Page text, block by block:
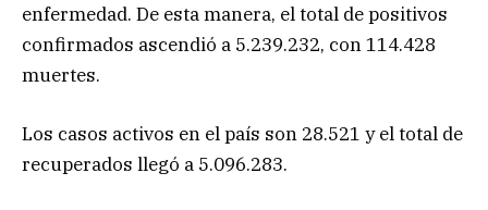
enfermedad. De esta manera, el total de positivos
confirmados ascendió a 5.239.232, con 114.428
muertes.
Los casos activos en el país son 28.521 y el total de
recuperados llegó a 5.096.283.